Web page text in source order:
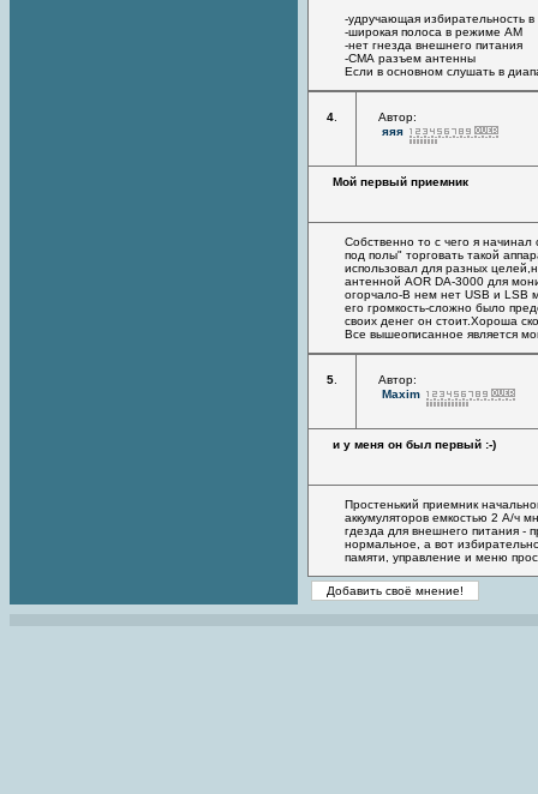
-удручающая избирательность
-широкая полоса в режиме АМ
-нет гнезда внешнего питания
-СМА разъем антенны
Если в основном слушать в
4
Автор:
яяя
Мой первый приемник
Собственно то с чего я
под полы" торговать такой
использовал для разных
антенной AOR DA-3000 для
огорчало-В нем нет USB и LSB
его громкость-сложно было
своих денег он стоит.Хороша
Все вышеописанное является
5
Автор:
Maxim
и у меня он был первый :-)
Простенький приемник
аккумуляторов емкостью 2 А/ч
гдезда для внешнего питания -
нормальное, а вот
памяти, управление и меню